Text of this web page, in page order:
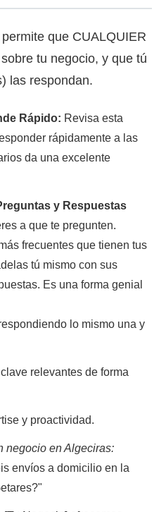
que CUALQUIER
tu negocio, y que tú
las respondan.
Rápido: Revisa esta
rápidamente a las
da una excelente
y Respuestas
a que te pregunten.
frecuentes que tienen tus
tú mismo con sus
Es una forma genial
lo mismo una y
relevantes de forma
y proactividad.
negocio en Algeciras:
envíos a domicilio en la